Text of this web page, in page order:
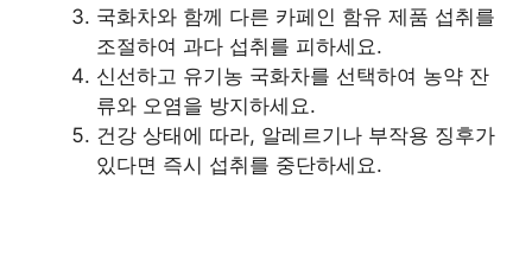
국화차와 함께 다른 카페인 함유 제품 섭취를
조절하여 과다 섭취를 피하세요.
신선하고 유기농 국화차를 선택하여 농약 잔
류와 오염을 방지하세요.
건강 상태에 따라, 알레르기나 부작용 징후가
있다면 즉시 섭취를 중단하세요.